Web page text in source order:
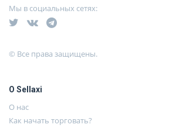
Мы в социальных сетях:
© Все права защищены.
О Sellaxi
О нас
Как начать торговать?